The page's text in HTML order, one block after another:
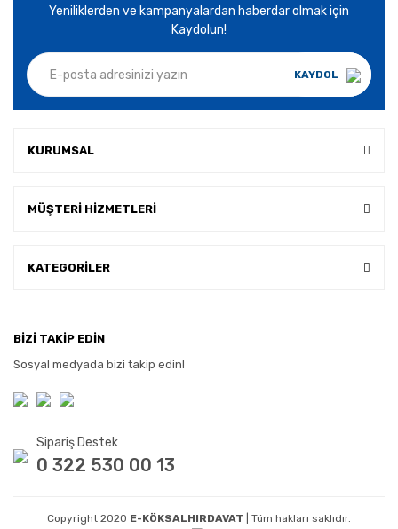
Yeniliklerden ve kampanyalardan haberdar olmak için
Kaydolun!
KAYDOL
KURUMSAL
MÜŞTERİ HİZMETLERİ
KATEGORİLER
BİZİ TAKİP EDİN
Sosyal medyada bizi takip edin!
Sipariş Destek
0 322 530 00 13
Copyright 2020 E-KÖKSALHIRDAVAT | Tüm hakları saklıdır.